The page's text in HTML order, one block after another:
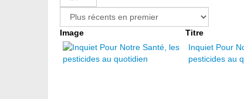
Image Titre
Inquiet Pour
pesticides au